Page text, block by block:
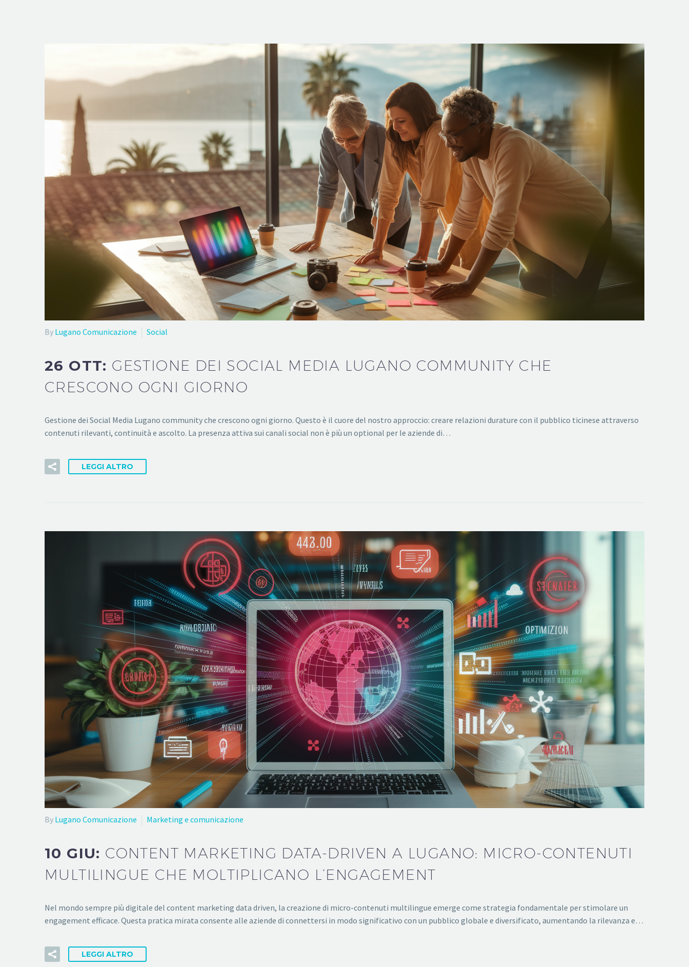
By Lugano Comunicazione Social
26 OTT: GESTIONE DEI SOCIAL MEDIA LUGANO COMMUNITY CHE
CRESCONO OGNI GIORNO
Gestione dei Social Media Lugano community che crescono ogni giorno. Questo è il cuore del nostro approccio: creare relazioni durature con il pubblico ticinese attraverso
contenuti rilevanti, continuità e ascolto. La presenza attiva sui canali social non è più un optional per le aziende di…
LEGGI ALTRO
By Lugano Comunicazione Marketing e comunicazione
10 GIU: CONTENT MARKETING DATA-DRIVEN A LUGANO: MICRO-CONTENUTI
MULTILINGUE CHE MOLTIPLICANO L’ENGAGEMENT
Nel mondo sempre più digitale del content marketing data driven, la creazione di micro-contenuti multilingue emerge come strategia fondamentale per stimolare un
engagement efficace. Questa pratica mirata consente alle aziende di connettersi in modo significativo con un pubblico globale e diversificato, aumentando la rilevanza e…
LEGGI ALTRO